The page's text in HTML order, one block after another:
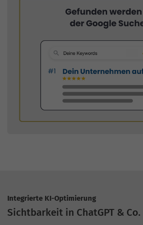
Integrierte KI-Optimierung
Sichtbarkeit in ChatGPT & Co.